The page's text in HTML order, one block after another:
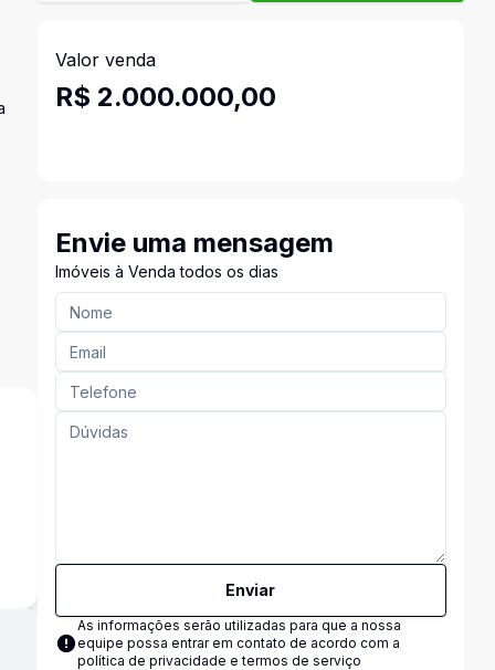
Valor venda
R$ 2.000.000,00
Envie uma mensagem
Imóveis à Venda todos os dias
Enviar
As informações serão utilizadas para que a nossa
equipe possa entrar em contato de acordo com a
política de privacidade e termos de serviço